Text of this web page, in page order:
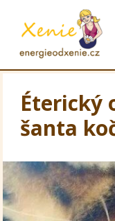
Éterický
šanta